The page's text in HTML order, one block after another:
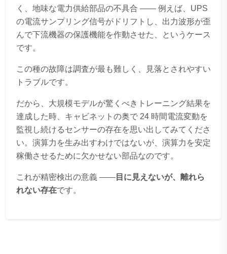
く、地味な電力供給部品の不具合 —— 例えば、UPS
の電流サンプリング信号がドリフトし、出力波形が歪
んで下流機器の保護機能を作動させた、というケース
です。
この種の故障は調査が最も難しく、見落とされやすい
トラブルです。
だから、大規模モデルが驚くべきトレーニング結果を
達成した時、キャビネットの奥で 24 時間電流変動を
監視し続けるセンサーの存在を思い出してみてくださ
い。演算力を生み出すわけではないが、演算力を安定
稼働させるために欠かせない部品なのです。
これが精密検出の意義 —— 目に見えないが、離れら
れない存在です。